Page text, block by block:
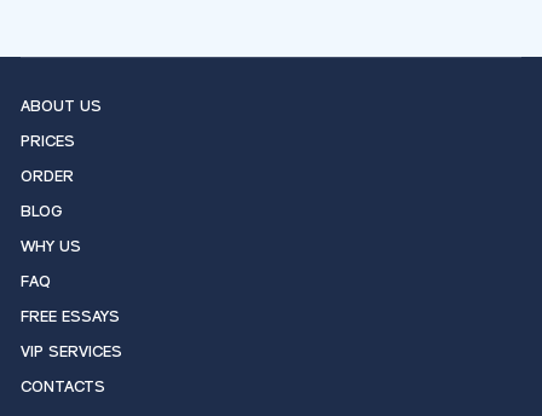
ABOUT US
PRICES
ORDER
BLOG
WHY US
FAQ
FREE ESSAYS
VIP SERVICES
CONTACTS